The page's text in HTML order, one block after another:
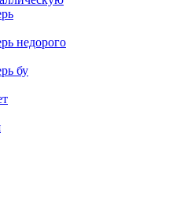
недорого
бу